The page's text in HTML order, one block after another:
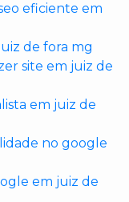
eficiente em
de fora mg
site em juiz de
em juiz de
no google
em juiz de